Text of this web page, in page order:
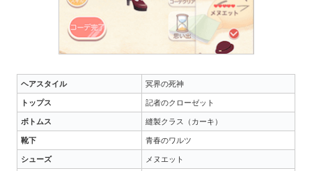
ヘアスタイル 冥界の死神
トップス 記者のクローゼット
ボトムス 縫製クラス（カーキ）
靴下 青春のワルツ
シューズ メヌエット